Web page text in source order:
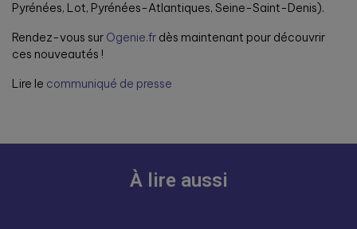
Pyrénées, Lot, Pyrénées-Atlantiques, Seine-Saint-Denis).
Rendez-vous sur Ogenie.fr dès maintenant pour découvrir
ces nouveautés !
Lire le communiqué de presse
À lire aussi